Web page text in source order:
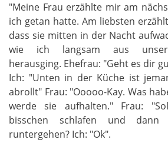
"Meine Frau erzählte mir am
ich getan hatte. Am liebsten
dass sie mitten in der Nacht
wie ich langsam aus
herausging. Ehefrau: "Geht es dir
Ich: "Unten in der Küche ist
abrollt" Frau: "Ooooo-Kay. Was
werde sie aufhalten." Frau:
bisschen schlafen und dann
runtergehen? Ich: "Ok".